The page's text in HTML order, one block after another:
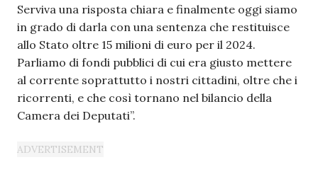
Serviva una risposta chiara e finalmente oggi siamo
in grado di darla con una sentenza che restituisce
allo Stato oltre 15 milioni di euro per il 2024.
Parliamo di fondi pubblici di cui era giusto mettere
al corrente soprattutto i nostri cittadini, oltre che i
ricorrenti, e che così tornano nel bilancio della
Camera dei Deputati”.